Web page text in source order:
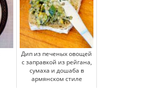
Дип из печеных овощей
с заправкой из рейгана,
сумаха и дошаба в
армянском стиле